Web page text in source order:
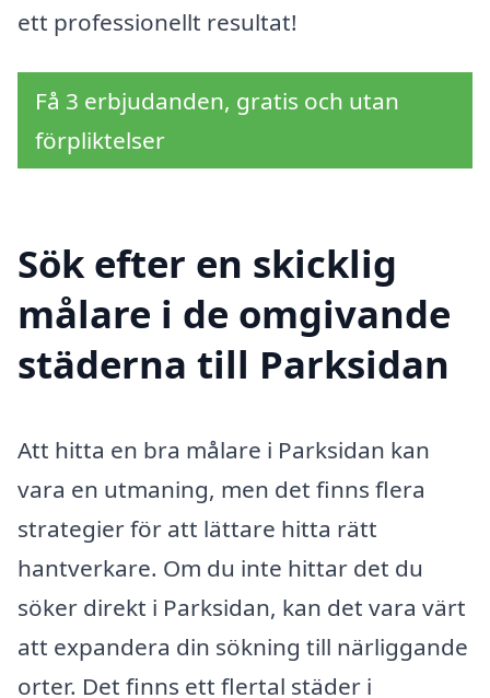
ett professionellt resultat!
Få 3 erbjudanden, gratis och utan
förpliktelser
Sök efter en skicklig
målare i de omgivande
städerna till Parksidan
Att hitta en bra målare i Parksidan kan
vara en utmaning, men det finns flera
strategier för att lättare hitta rätt
hantverkare. Om du inte hittar det du
söker direkt i Parksidan, kan det vara värt
att expandera din sökning till närliggande
orter. Det finns ett flertal städer i